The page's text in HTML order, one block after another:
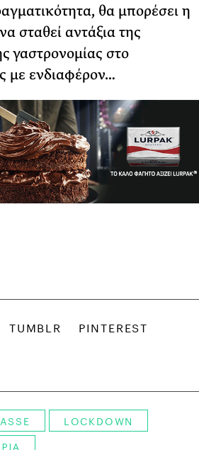
θα μπορέσει η
σταθεί αντάξια της
γαστρονομίας στο
με ενδιαφέρον…
LOCKDOWN